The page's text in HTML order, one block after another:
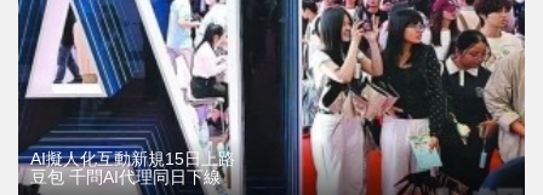
AI擬人化互動新規15日上路
豆包 千問AI代理同日下線